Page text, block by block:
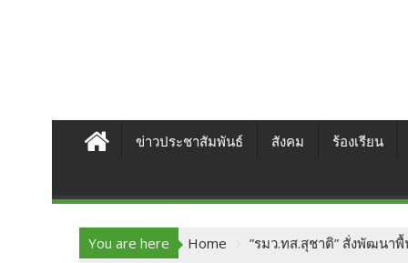
ข่าวประชาสัมพันธ์ สังคม ร้องเรียน
You are here Home
​”รมว.ทส.สุชาติ” สั่งพัฒนา